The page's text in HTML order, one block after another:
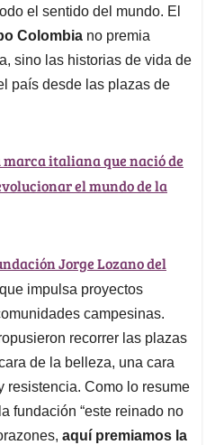
s
el sentido del mundo. El
Colombia no premia
sino las historias de vida de
país desde las plazas de
italiana que nació de
el mundo de la
Jorge Lozano del
impulsa proyectos
campesinas.
recorrer las plazas
de la belleza, una cara
resistencia. Como lo resume
fundación “este reinado no
aquí premiamos la